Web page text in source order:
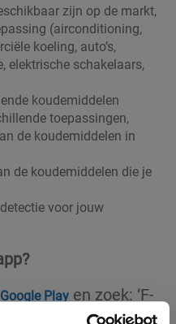
zijn op de markt,
(airconditioning,
koeling, auto’s,
elektrische schakelaars,
koudemiddelen
toepassingen,
de koudemiddelen in
de koudemiddelen die je
voor jouw
Google Play en zoek: ‘F-